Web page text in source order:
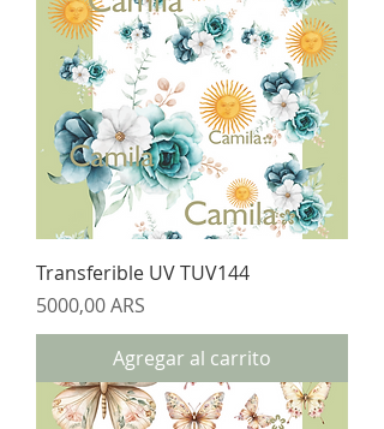
Transferible UV TUV144
Precio
5000,00 ARS
Agregar al carrito